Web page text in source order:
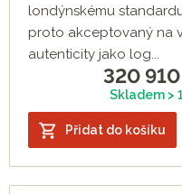
londýnskému
proto akceptovaný na
autenticity jako log...
320 910
Skladem >
Přidat do košíku